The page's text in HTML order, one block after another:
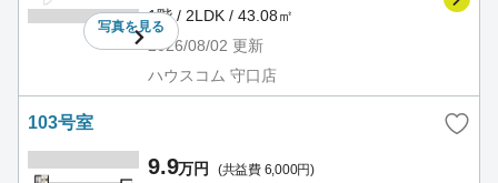
写真を見る
1階 / 2LDK / 43.08㎡
2026/08/02 更新
ハウスコム 守口店
103号室
9.9万円 (共益費 6,000円)